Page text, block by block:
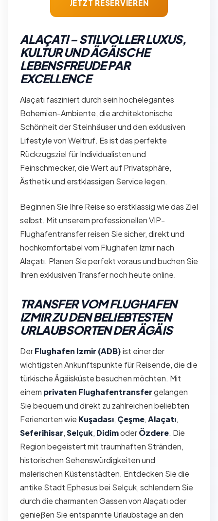
JETZT RESERVIEREN
ALAÇATI – STILVOLLER LUXUS,
KULTUR UND ÄGÄISCHE
LEBENSFREUDE PAR
EXCELLENCE
Alaçatı fasziniert durch sein hochelegantes
Bohemien-Ambiente, die architektonische
Schönheit der Steinhäuser und den exklusiven
Lifestyle von Weltruf. Es ist das perfekte
Rückzugsziel für Individualisten und
Feinschmecker, die Wert auf Privatsphäre,
Ästhetik und erstklassigen Service legen.
Beginnen Sie Ihre Reise so erstklassig wie das Ziel
selbst. Mit unserem professionellen VIP-
Flughafentransfer reisen Sie sicher, direkt und
hochkomfortabel vom Flughafen Izmir nach
Alaçatı. Planen Sie perfekt voraus und buchen Sie
Ihren exklusiven Transfer noch heute online.
TRANSFER VOM FLUGHAFEN
IZMIR ZU DEN BELIEBTESTEN
URLAUBSORTEN DER ÄGÄIS
DerFlughafen Izmir (ADB)ist einer der
wichtigsten Ankunftspunkte für Reisende, die die
türkische Ägäisküste besuchen möchten. Mit
einem privaten Flughafentransfergelangen
Sie bequem und direkt zu zahlreichen beliebten
Ferienorten wie Kuşadası, Çeşme,Alaçatı,
Seferihisar,Selçuk, DidimoderÖzdere. Die
Region begeistert mit traumhaften Stränden,
historischen Sehenswürdigkeiten und
malerischen Küstenstädten. Entdecken Sie die
antike Stadt Ephesus bei Selçuk, schlendern Sie
durch die charmanten Gassen von Alaçatı oder
genießen Sie entspannte Urlaubstage an den